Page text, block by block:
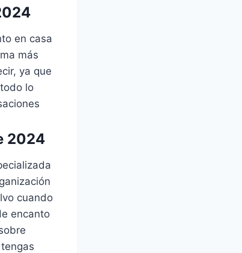
en casa
más
ya que
lo
2024
cuando
encanto